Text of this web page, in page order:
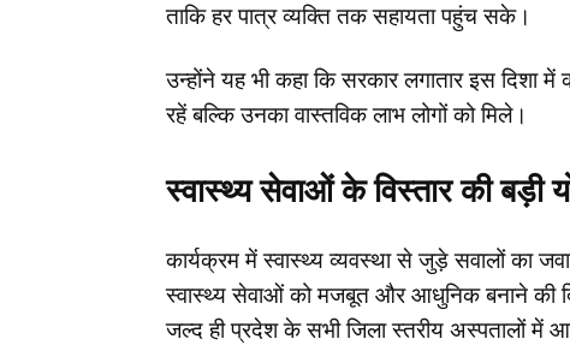
ताकि हर पात्र व्यक्ति तक सहायता पहुंच सके।
उन्होंने यह भी कहा कि सरकार लगातार इस दिशा
रहें बल्कि उनका वास्तविक लाभ लोगों को मिले।
स्वास्थ्य सेवाओं के विस्तार की बड़ी
कार्यक्रम में स्वास्थ्य व्यवस्था से जुड़े सवालों का
स्वास्थ्य सेवाओं को मजबूत और आधुनिक बनाने की
जल्द ही प्रदेश के सभी जिला स्तरीय अस्पतालों